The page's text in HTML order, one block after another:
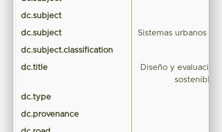
dc.subject
dc.subject Sistemas urbanos
dc.subject.classification
dc.title
Diseño y
sostenible
dc.type
dc.provenance